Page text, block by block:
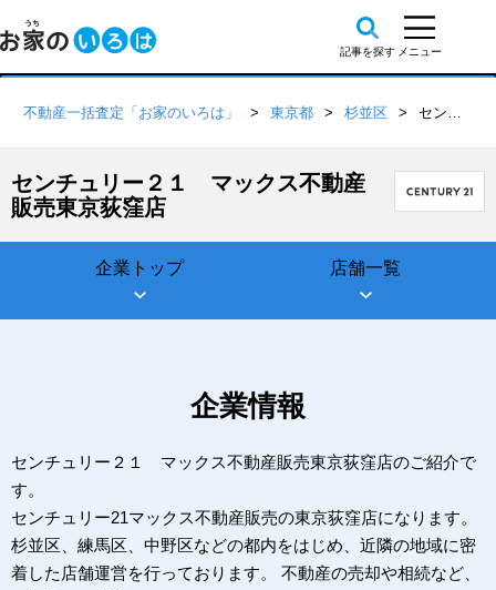
不動産一括査定「お家のいろは」 東京都 杉並区 センチュリー２１ マックス不動産販売東京荻窪店
センチュリー２１ マックス不動産
販売東京荻窪店
企業トップ 店舗一覧
企業情報
センチュリー２１ マックス不動産販売東京荻窪店のご紹介で
す。
センチュリー21マックス不動産販売の東京荻窪店になります。
杉並区、練馬区、中野区などの都内をはじめ、近隣の地域に密
着した店舗運営を行っております。 不動産の売却や相続など、